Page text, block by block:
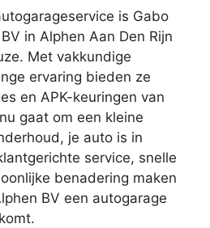
is Gabo
in Alphen Aan Den Rijn
Met vakkundige
ervaring bieden ze
en APK-keuringen van
gaat om een kleine
je auto is in
service, snelle
benadering maken
BV een autogarage